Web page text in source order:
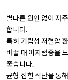
별다른 원인 없이 자
합니다.
특히 기립성 저혈압
바꿀 때 어지럼증을
좋습니다.
균형 잡힌 식단을 통